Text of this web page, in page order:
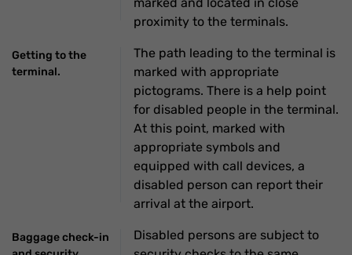
proximity to the terminals.
Getting to the
terminal.
The path leading to the terminal is
marked with appropriate
pictograms. There is a help point
for disabled people in the terminal.
At this point, marked with
appropriate symbols and
equipped with call devices, a
disabled person can report their
arrival at the airport.
Baggage check-in
Disabled persons are subject to